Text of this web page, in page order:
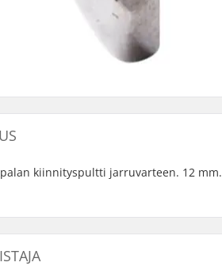
kiinnityspultti jarruvarteen. 12 mm.